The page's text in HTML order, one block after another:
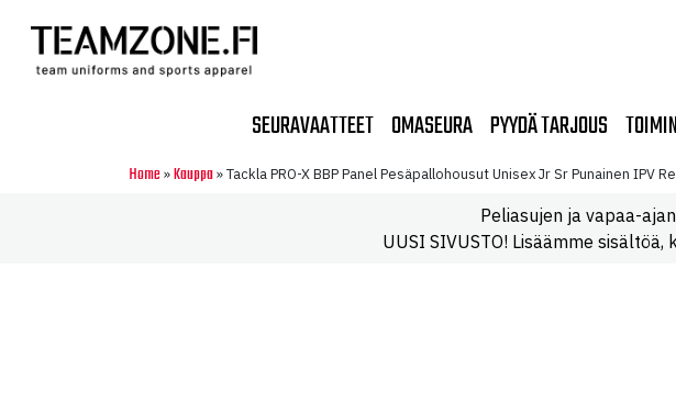
SEURAVAATTEET OMASEURA PYYDÄ TARJOUS
Home»Kauppa»Tackla PRO-X BBP Panel Pesäpallohousut Unisex Jr Sr Punainen IPV
Peliasujen ja vapaa-
UUSI SIVUSTO! Lisäämme